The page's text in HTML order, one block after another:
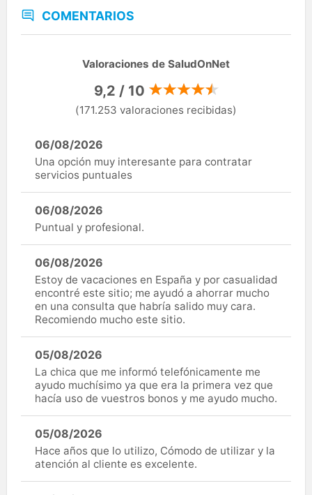
COMENTARIOS
Valoraciones de SaludOnNet
9,2 / 10
(171.253 valoraciones recibidas)
06/08/2026
Una opción muy interesante para contratar
servicios puntuales
06/08/2026
Puntual y profesional.
06/08/2026
Estoy de vacaciones en España y por casualidad
encontré este sitio; me ayudó a ahorrar mucho
en una consulta que habría salido muy cara.
Recomiendo mucho este sitio.
05/08/2026
La chica que me informó telefónicamente me
ayudo muchísimo ya que era la primera vez que
hacía uso de vuestros bonos y me ayudo mucho.
05/08/2026
Hace años que lo utilizo, Cómodo de utilizar y la
atención al cliente es excelente.